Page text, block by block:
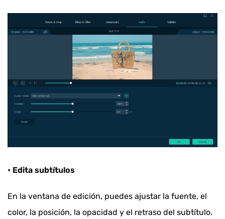
• Edita subtítulos
En la ventana de edición, puedes ajustar la fuente, el
color, la posición, la opacidad y el retraso del subtítulo.